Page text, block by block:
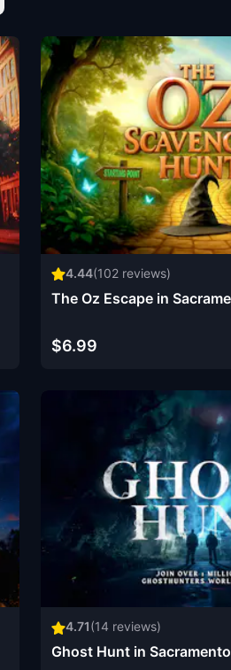
4.44(102 reviews)
The Oz Escape in
$6.99
4.71(14 reviews)
Ghost Hunt in Sacramento